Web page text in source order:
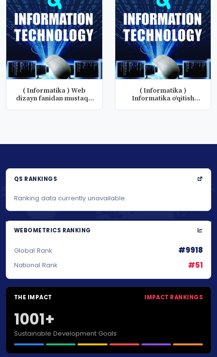
( Informatika ) Web
dizayn fanidan mustaqil
( Informatika )
Informatika o‘qitish
QS RANKINGS
Ranking data currently unavailable.
WEBOMETRICS RANKING
Global Rank #9918
National Rank #51
THE IMPACT IMPACT RANKINGS
1001+
Sustainable Development Goals